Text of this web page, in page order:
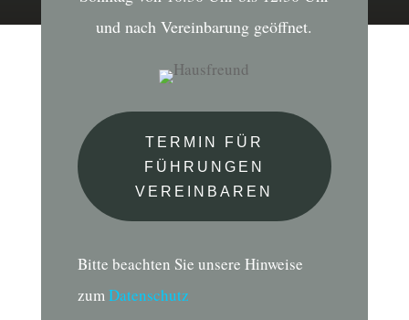
und nach Vereinbarung geöffnet.
TERMIN FÜR
FÜHRUNGEN
VEREINBAREN
Bitte beachten Sie unsere Hinweise
zumDatenschutz